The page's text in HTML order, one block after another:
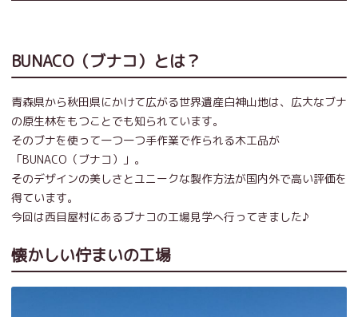
BUNACO（ブナコ）とは？
青森県から秋田県にかけて広がる世界遺産白神山地は、広大なブナ
の原生林をもつことでも知られています。
そのブナを使って一つ一つ手作業で作られる木工品が
「BUNACO（ブナコ）」。
そのデザインの美しさとユニークな製作方法が国内外で高い評価を
得ています。
今回は西目屋村にあるブナコの工場見学へ行ってきました♪
懐かしい佇まいの工場